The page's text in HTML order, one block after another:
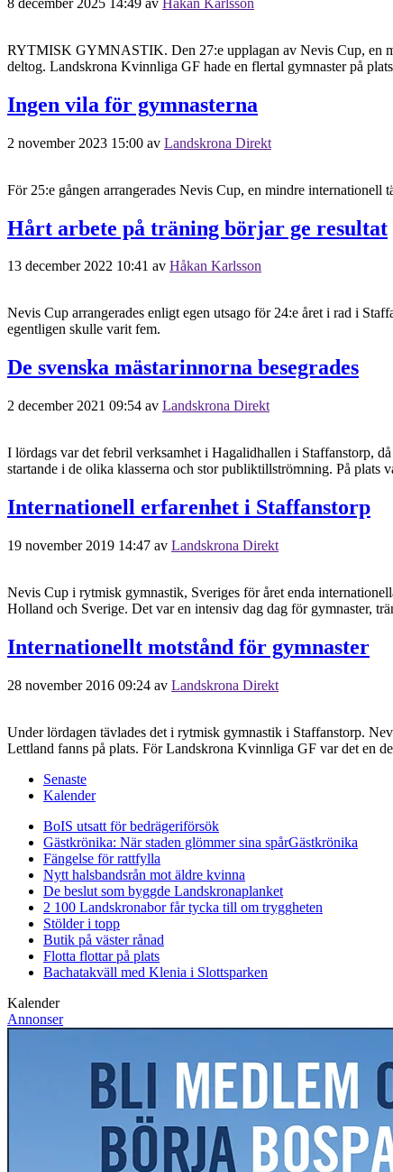
RYTMISK GYMNASTIK. Den 27:e upplagan av Nevis Cup, en
deltog. Landskrona Kvinnliga GF hade en flertal gymnaster på
Ingen vila för gymnasterna
2 november 2023 15:00 av Landskrona Direkt
För 25:e gången arrangerades Nevis Cup, en mindre
Hårt arbete på träning börjar ge resultat
13 december 2022 10:41 av Håkan Karlsson
Nevis Cup arrangerades enligt egen utsago för 24:e året i rad i
egentligen skulle varit fem.
De svenska mästarinnorna besegrades
2 december 2021 09:54 av Landskrona Direkt
I lördags var det febril verksamhet i Hagalidhallen i Staffanstorp,
startande i de olika klasserna och stor publiktillströmning. På
Internationell erfarenhet i Staffanstorp
19 november 2019 14:47 av Landskrona Direkt
Nevis Cup i rytmisk gymnastik, Sveriges för året enda
Holland och Sverige. Det var en intensiv dag dag för gymnaster,
Internationellt motstånd för gymnaster
28 november 2016 09:24 av Landskrona Direkt
Under lördagen tävlades det i rytmisk gymnastik i Staffanstorp.
Lettland fanns på plats. För Landskrona Kvinnliga GF var det en
Senaste
Kalender
BoIS utsatt för bedrägeriförsök
Gästkrönika: När staden glömmer sina spårGästkrönika
Fängelse för rattfylla
Nytt halsbandsrån mot äldre kvinna
De beslut som byggde Landskronaplanket
2 100 Landskronabor får tycka till om tryggheten
Stölder i topp
Butik på väster rånad
Flotta flottar på plats
Bachatakväll med Klenia i Slottsparken
Kalender
Annonser